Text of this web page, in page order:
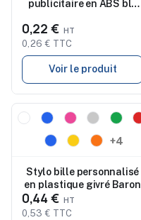
publicitaire en ABS blé
Santana
0,22 €
0,26 € TTC
Voir le produit
Nouveau
+4
Stylo bille personnalisé
en plastique givré Baron
0,44 €
0,53 € TTC